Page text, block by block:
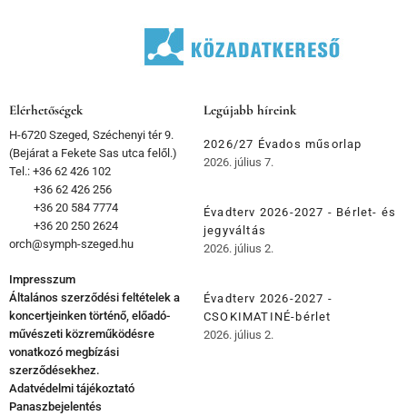
Elérhetőségek
H-6720 Szeged, Széchenyi tér 9.
(Bejárat a Fekete Sas utca felől.)
Tel.: +36 62 426 102
+36 62 426 256
+36 20 584 7774
+36 20 250 2624
orch@symph-szeged.hu
Impresszum
Általános szerződési feltételek a
koncertjeinken történő, előadó-
művészeti közreműködésre
vonatkozó megbízási
szerződésekhez.
Adatvédelmi tájékoztató
Panaszbejelentés
Legújabb híreink
2026/27 Évados műsorlap
2026. július 7.
Évadterv 2026-2027 - Bérlet- és
jegyváltás
2026. július 2.
Évadterv 2026-2027 -
CSOKIMATINÉ-bérlet
2026. július 2.